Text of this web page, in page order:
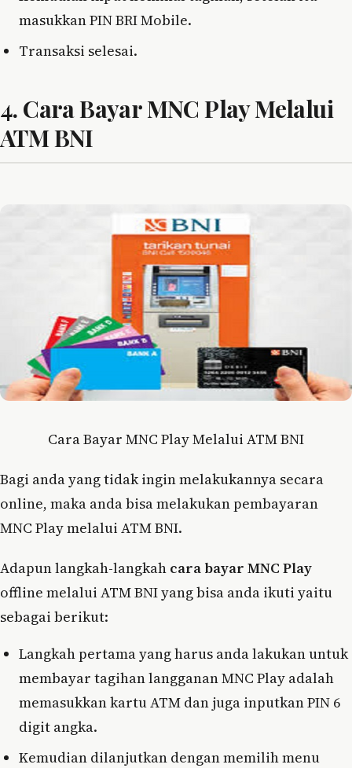
masukkan PIN BRI Mobile.
Transaksi selesai.
4. Cara Bayar MNC Play Melalui
ATM BNI
Cara Bayar MNC Play Melalui ATM BNI
Bagi anda yang tidak ingin melakukannya secara
online, maka anda bisa melakukan pembayaran
MNC Play melalui ATM BNI.
Adapun langkah-langkah cara bayar MNC Play
offline melalui ATM BNI yang bisa anda ikuti yaitu
sebagai berikut:
Langkah pertama yang harus anda lakukan untuk
membayar tagihan langganan MNC Play adalah
memasukkan kartu ATM dan juga inputkan PIN 6
digit angka.
Kemudian dilanjutkan dengan memilih menu